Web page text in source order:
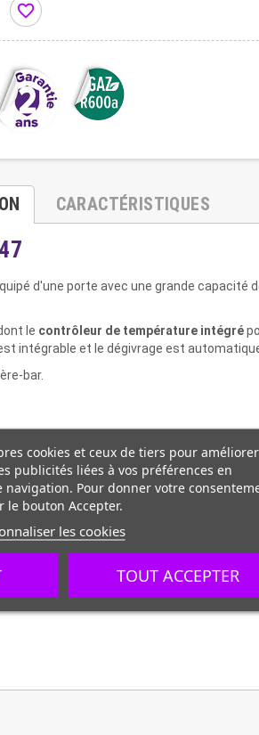
favorite_border
CARACTÉRISTIQUES
d'une porte avec une grande capacité
le contrôleur de température intégré
intégrable et le dégivrage est
bar.
cookies et ceux de tiers pour
publicités liées à vos préférences en
Pour donner votre
le bouton Accepter.
les cookies
TOUT ACCEPTER